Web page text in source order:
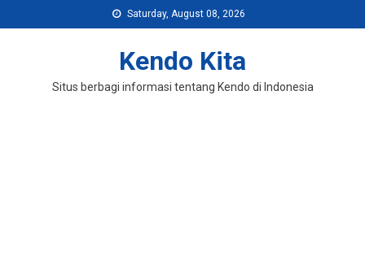
to
Saturday, August 08, 2026
Kendo Kita
Situs berbagi informasi tentang Kendo di Indonesia